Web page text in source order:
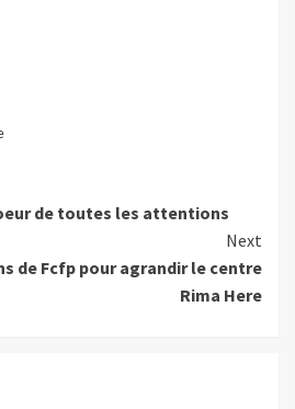
de toutes les attentions
Next
de Fcfp pour agrandir le centre
Rima Here